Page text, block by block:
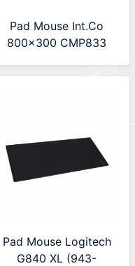
Pad Mouse Int.Co
800x300 CMP833
Pad Mouse Logitech
G840 XL (943-